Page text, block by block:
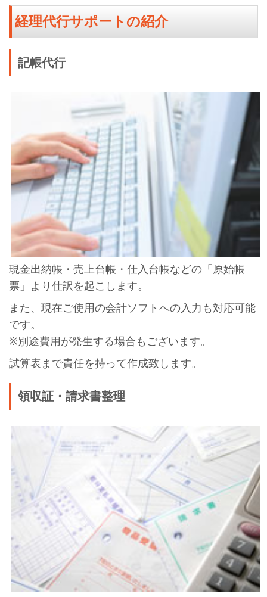
経理代行サポートの紹介
記帳代行
現金出納帳・売上台帳・仕入台帳などの「原始帳
票」より仕訳を起こします。
また、現在ご使用の会計ソフトへの入力も対応可能
です。
※別途費用が発生する場合もございます。
試算表まで責任を持って作成致します。
領収証・請求書整理